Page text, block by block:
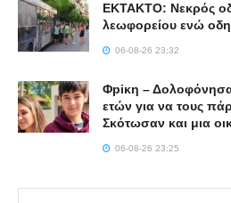
ΕΚΤΑΚΤΟ: Νεκρός
λεωφορείου ενώ
06-08-26 23:32
Φpiκη –
ετών για να τους
Σκότωσαν και μια
06-08-26 23:25